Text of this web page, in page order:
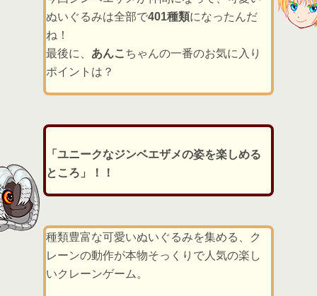
ぬいぐるみは全部で401種類になったんだ
ね！
最後に、 あんこ ちゃんの一番のお気に入り
ポイントは？
「ユニークなジンベエザメの姿を楽しめる
ところ」！！
種類豊富な可愛いぬいぐるみを集める、ク
レーンの動作が本物そっくりで人気の楽し
いクレーンゲーム。